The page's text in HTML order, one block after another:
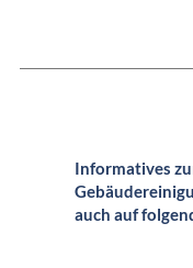
Informatives
auch auf